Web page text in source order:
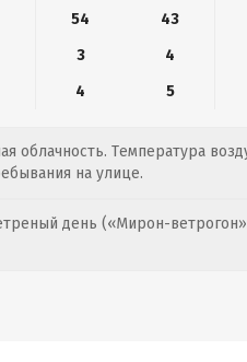
54 43
3 4
4 5
облачность. Температура
на улице.
день («Мирон-